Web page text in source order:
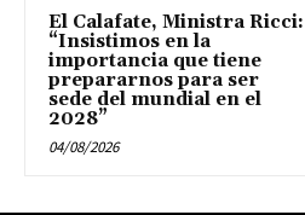
El Calafate, Ministra Ricci:
“Insistimos en la
importancia que tiene
prepararnos para ser
sede del mundial en el
2028”
04/08/2026